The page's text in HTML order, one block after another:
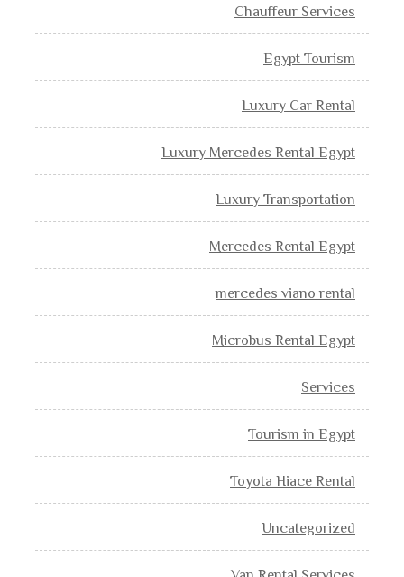
Chauffeur Services
Egypt Tourism
Luxury Car Rental
Luxury Mercedes Rental Egypt
Luxury Transportation
Mercedes Rental Egypt
mercedes viano rental
Microbus Rental Egypt
Services
Tourism in Egypt
Toyota Hiace Rental
Uncategorized